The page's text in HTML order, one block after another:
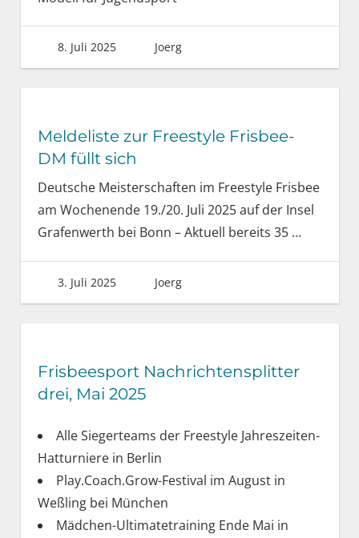
8. Juli 2025 Joerg
Meldeliste zur Freestyle Frisbee-
DM füllt sich
Deutsche Meisterschaften im Freestyle Frisbee
am Wochenende 19./20. Juli 2025 auf der Insel
Grafenwerth bei Bonn – Aktuell bereits 35 …
3. Juli 2025 Joerg
Frisbeesport Nachrichtensplitter
drei, Mai 2025
Alle Siegerteams der Freestyle Jahreszeiten-
Hatturniere in Berlin
Play.Coach.Grow-Festival im August in
Weßling bei München
Mädchen-Ultimatetraining Ende Mai in